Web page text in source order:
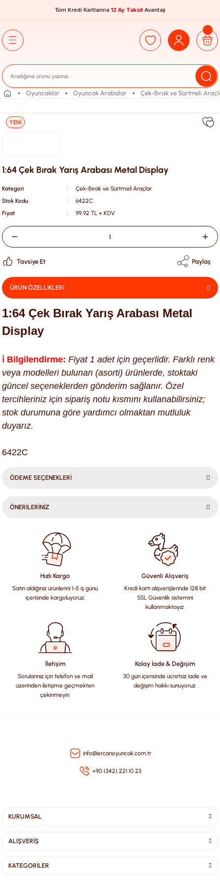
Tüm Kredi Kartlarına 12 Ay Taksit Avantajı
Oyuncaklar Oyuncak Arabalar Çek-Bırak ve Sürtmeli
YENİ
1:64 Çek Bırak Yarış Arabası Metal Display
Kategori
Çek-Bırak ve Sürtmeli Araçlar
Stok Kodu
6422C
Fiyat
99,92 TL + KDV
Tavsiye Et Paylaş
ÜRÜN ÖZELLİKLERİ
1:64 Çek Bırak Yarış Arabası Metal
Display
ℹ️ Bilgilendirme: Fiyat 1 adet için geçerlidir. Farklı renk
veya modelleri bulunan (asorti) ürünlerde, stoktaki
güncel seçeneklerden gönderim sağlanır. Özel
tercihleriniz için sipariş notu kısmını kullanabilirsiniz;
stok durumuna göre yardımcı olmaktan mutluluk
duyarız.
6422C
ÖDEME SEÇENEKLERİ
ÖNERİLERİNİZ
konularda yetersiz gördüğünüz noktaları öneri formunu
kullanarak tarafımıza iletebilirsiniz.
Görüş ve önerileriniz için teşekkür ederiz.
Ürün resmi kalitesiz, bozuk veya görüntülenemiyor.
Ürün açıklamasında eksik bilgiler bulunuyor.
Ürün bilgilerinde hatalar bulunuyor.
Ürün fiyatı diğer sitelerden daha pahalı.
Bu ürüne benzer farklı alternatifler olmalı.
Hızlı Kargo
Satın aldığınız ürünlerini 1-5 iş günü
içerisinde kargoluyoruz.
Güvenli Alışveriş
Kredi kartı alışverişlerinde 128 bit
SSL Güvenlik sistemini
kullanmaktayız.
İletişim
Sorularınız için telefon ve mail
üzerinden iletişime geçmekten
çekinmeyin.
Kolay İade & Değişim
30 gün içerisinde ücretsiz iade ve
değişim hakkı sunuyoruz.
info@ercanoyuncak.com.tr
+90 (342) 221 10 23
KURUMSAL
ALIŞVERİŞ
KATEGORİLER